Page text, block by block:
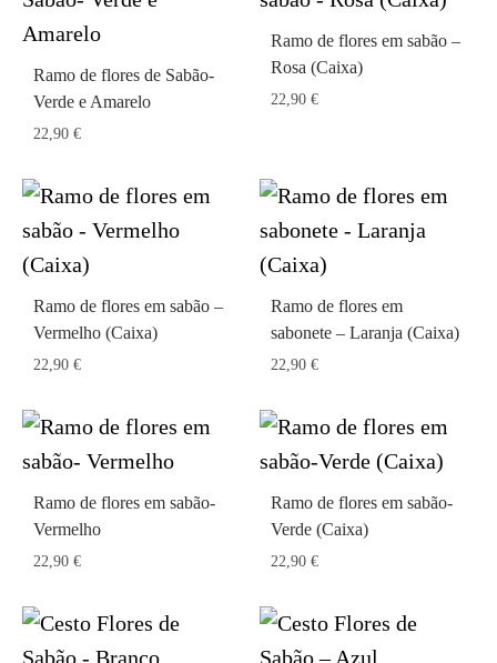
Ramo de flores de Sabão-
Verde e Amarelo
22,90 €
Ramo de flores em sabão –
Rosa (Caixa)
22,90 €
Ramo de flores em sabão –
Vermelho (Caixa)
22,90 €
Ramo de flores em
sabonete – Laranja (Caixa)
22,90 €
Ramo de flores em sabão-
Vermelho
22,90 €
Ramo de flores em sabão-
Verde (Caixa)
22,90 €